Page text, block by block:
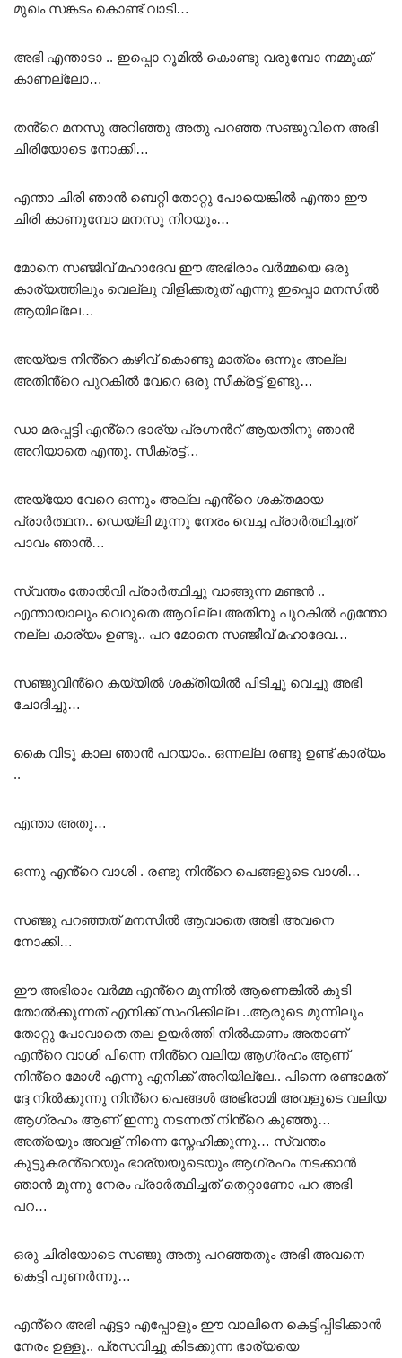
മുഖം സങ്കടം കൊണ്ട് വാടി…
അഭി എന്താടാ .. ഇപ്പൊ റൂമിൽ കൊണ്ടു വരുമ്പോ നമ്മുക്ക്
കാണല്ലോ…
തൻ്റെ മനസു അറിഞ്ഞു അതു പറഞ്ഞ സഞ്ജുവിനെ അഭി
ചിരിയോടെ നോക്കി…
എന്താ ചിരി ഞാൻ ബെറ്റി തോറ്റു പോയെങ്കിൽ എന്താ ഈ
ചിരി കാണുമ്പോ മനസു നിറയും…
മോനെ സഞ്ജീവ് മഹാദേവ ഈ അഭിരാം വർമ്മയെ ഒരു
കാര്യത്തിലും വെല്ലു വിളിക്കരുത് എന്നു ഇപ്പൊ മനസിൽ
ആയില്ലേ…
അയ്യട നിൻ്റെ കഴിവ് കൊണ്ടു മാത്രം ഒന്നും അല്ല
അതിൻ്റെ പുറകിൽ വേറെ ഒരു സീക്രട്ട് ഉണ്ടു…
ഡാ മരപ്പട്ടി എൻ്റെ ഭാര്യ പ്രഗ്നൻറ് ആയതിനു ഞാൻ
അറിയാതെ എന്തു. സീക്രട്ട്…
അയ്യോ വേറെ ഒന്നും അല്ല എൻ്റെ ശക്തമായ
പ്രാർത്ഥന.. ഡെയ്‌ലി മുന്നു നേരം വെച്ച പ്രാർത്ഥിച്ചത്
പാവം ഞാൻ…
സ്വന്തം തോൽവി പ്രാർത്ഥിച്ചു വാങ്ങുന്ന മണ്ടൻ ..
എന്തായാലും വെറുതെ ആവില്ല അതിനു പുറകിൽ എന്തോ
നല്ല കാര്യം ഉണ്ടു.. പറ മോനെ സഞ്ജീവ് മഹാദേവ…
സഞ്ജുവിൻ്റെ കയ്യിൽ ശക്തിയിൽ പിടിച്ചു വെച്ചു അഭി
ചോദിച്ചു…
കൈ വിടൂ കാല ഞാൻ പറയാം.. ഒന്നല്ല രണ്ടു ഉണ്ട് കാര്യം
..
എന്താ അതു…
ഒന്നു എൻ്റെ വാശി . രണ്ടു നിൻ്റെ പെങ്ങളുടെ വാശി…
സഞ്ജു പറഞ്ഞത് മനസിൽ ആവാതെ അഭി അവനെ
നോക്കി…
ഈ അഭിരാം വർമ്മ എൻ്റെ മുന്നിൽ ആണെങ്കിൽ കുടി
തോൽക്കുന്നത് എനിക്ക് സഹിക്കില്ല ..ആരുടെ മുന്നിലും
തോറ്റു പോവാതെ തല ഉയർത്തി നിൽക്കണം അതാണ്
എൻ്റെ വാശി പിന്നെ നിൻ്റെ വലിയ ആഗ്രഹം ആണ്
നിൻ്റെ മോൾ എന്നു എനിക്ക് അറിയില്ലേ.. പിന്നെ രണ്ടാമത്
ദ്ദേ നിൽക്കുന്നു നിൻ്റെ പെങ്ങൾ അഭിരാമി അവളുടെ വലിയ
ആഗ്രഹം ആണ് ഇന്നു നടന്നത് നിൻ്റെ കുഞ്ഞു…
അത്രയും അവള് നിന്നെ സ്നേഹിക്കുന്നു… സ്വന്തം
കുട്ടുകരൻ്റെയും ഭാര്യയുടെയും ആഗ്രഹം നടക്കാൻ
ഞാൻ മുന്നു നേരം പ്രാർത്ഥിച്ചത് തെറ്റാണോ പറ അഭി
പറ…
ഒരു ചിരിയോടെ സഞ്ജു അതു പറഞ്ഞതും അഭി അവനെ
കെട്ടി പുണർന്നു…
എൻ്റെ അഭി ഏട്ടാ എപ്പോളും ഈ വാലിനെ കെട്ടിപ്പിടിക്കാൻ
നേരം ഉള്ളൂ.. പ്രസവിച്ചു കിടക്കുന്ന ഭാര്യയെ